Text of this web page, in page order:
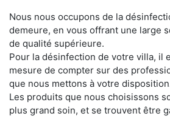
Nous nous occupons de la
demeure, en vous offrant une large
de qualité supérieure.
Pour la désinfection de votre villa, il
mesure de compter sur des
que nous mettons à votre
Les produits que nous choisissons
plus grand soin, et se trouvent être